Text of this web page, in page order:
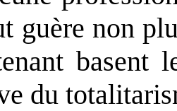
guère non
basent
du